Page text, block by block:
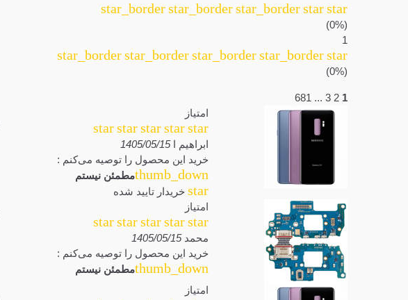
star
star
star_border
star_border
star_border
(0%)
1
star
star_border
star_border
star_border
star_border
(0%)
1
2
3
...
681
امتیاز
star
star
star
star
star
ابراهیم ا1405/05/15
خرید این محصول را توصیه می‌کنم :
thumb_downمطمئن نیستم
star خریدار تایید شده
امتیاز
star
star
star
star
star
محمد1405/05/15
خرید این محصول را توصیه می‌کنم :
thumb_downمطمئن نیستم
امتیاز